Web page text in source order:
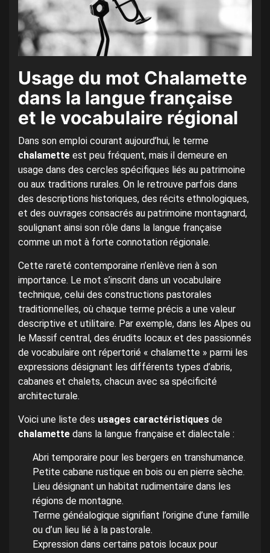
Usage du mot Chalamette
dans la langue française
et le vocabulaire régional
Dans son emploi courant aujourd’hui, le terme
chalamette est peu fréquent, mais il demeure en
usage dans des cercles spécifiques liés au patrimoine
ou aux traditions rurales. On le retrouve parfois dans
des descriptions historiques, des récits ethnologiques,
et des ouvrages consacrés au patrimoine montagnard,
soulignant ainsi son rôle dans la langue française
comme un mot à forte connotation régionale.
Cette rareté contemporaine n’enlève rien à son
importance. Le mot s’inscrit dans un vocabulaire
technique, celui des constructions pastorales
traditionnelles, où chaque terme précis a une valeur
descriptive et utilitaire. Par exemple, dans les Alpes ou
le Massif central, des érudits locaux et des passionnés
de vocabulaire ont répertorié « chalamette » parmi les
expressions désignant les différents types d’abris,
cabanes et chalets, chacun avec sa spécificité
architecturale.
Voici une liste des usages caractéristiques de
chalamette dans la langue française et dialectale :
Abri temporaire pour les bergers en transhumance.
Petite cabane rustique en bois ou en pierre sèche.
Lieu désignant un habitat rudimentaire dans les
régions de montagne.
Terme généalogique signifiant l’origine d’une famille
ou d’un lieu lié à la pastorale.
Expression dans certains patois locaux pour